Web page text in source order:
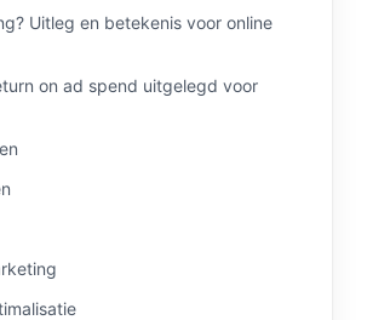
Uitleg en betekenis voor online
on ad spend uitgelegd voor